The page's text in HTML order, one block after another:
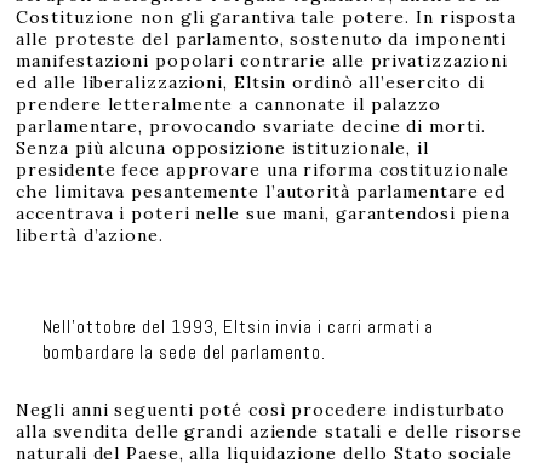
Costituzione non gli garantiva tale potere. In risposta
alle proteste del parlamento, sostenuto da imponenti
manifestazioni popolari contrarie alle privatizzazioni
ed alle liberalizzazioni, Eltsin ordinò all’esercito di
prendere letteralmente a cannonate il palazzo
parlamentare, provocando svariate decine di morti.
Senza più alcuna opposizione istituzionale, il
presidente fece approvare una riforma costituzionale
che limitava pesantemente l’autorità parlamentare ed
accentrava i poteri nelle sue mani, garantendosi piena
libertà d’azione.
Nell’ottobre del 1993, Eltsin invia i carri armati a
bombardare la sede del parlamento.
Negli anni seguenti poté così procedere indisturbato
alla svendita delle grandi aziende statali e delle risorse
naturali del Paese, alla liquidazione dello Stato sociale